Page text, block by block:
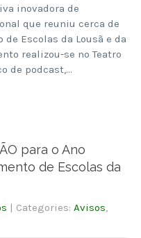
inovadora de
que reuniu cerca de
Escolas da Lousã e da
realizou-se no Teatro
de podcast,…
para o Ano
de Escolas da
| Categories: Avisos